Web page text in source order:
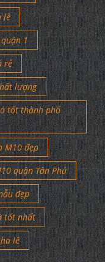
lê
1
rẻ
lượng
tốt thành phố
M10 đẹp
quận Tân Phú
đẹp
tốt nhất
lê